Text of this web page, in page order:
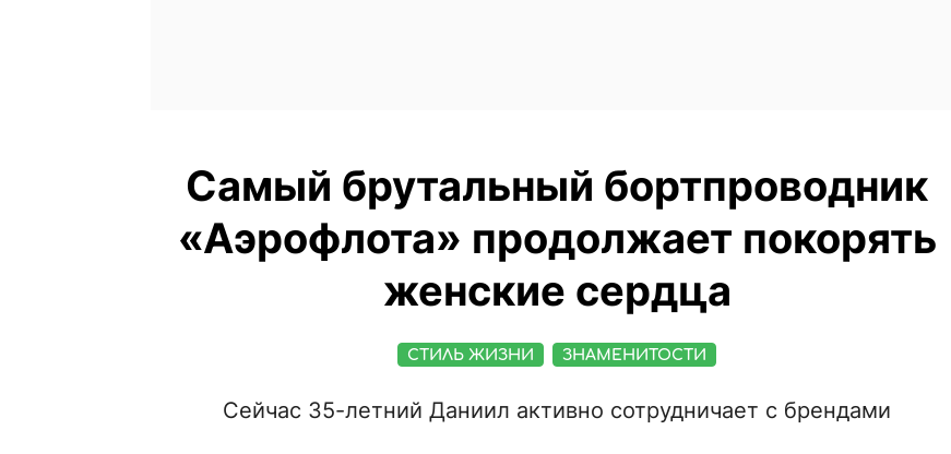
Самый брутальный бортпроводник
«Аэрофлота» продолжает покорять
женские сердца
СТИЛЬ ЖИЗНИ ЗНАМЕНИТОСТИ
Сейчас 35-летний Даниил активно сотрудничает с брендами